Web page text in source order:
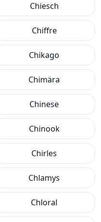
Chiesch
Chiffre
Chikago
Chimära
Chinese
Chinook
Chirles
Chlamys
Chloral